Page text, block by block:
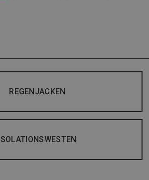
REGENJACKEN
ISOLATIONSWESTEN